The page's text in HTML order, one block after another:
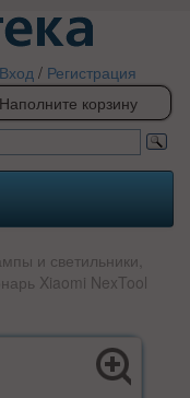
Вход / Регистрация
Наполните корзину
и светильники,
Xiaomi NexTool